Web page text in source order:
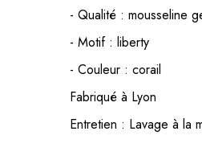
- Qualité : mousseline
- Motif : liberty
- Couleur : corail
Fabriqué à Lyon
Entretien : Lavage à la